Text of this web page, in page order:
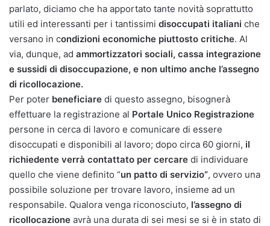
parlato, diciamo che ha apportato tante novità soprattutto
utili ed interessanti per i tantissimi disoccupati italiani che
versano in condizioni economiche piuttosto critiche. Al
via, dunque, ad ammortizzatori sociali, cassa integrazione
e sussidi di disoccupazione, e non ultimo anche l’assegno
di ricollocazione.
Per poter beneficiare di questo assegno, bisognerà
effettuare la registrazione al Portale Unico Registrazione
persone in cerca di lavoro e comunicare di essere
disoccupati e disponibili al lavoro; dopo circa 60 giorni, il
richiedente verrà contattato per cercare di individuare
quello che viene definito “un patto di servizio”, ovvero una
possibile soluzione per trovare lavoro, insieme ad un
responsabile. Qualora venga riconosciuto, l’assegno di
ricollocazione avrà una durata di sei mesi se si è in stato di